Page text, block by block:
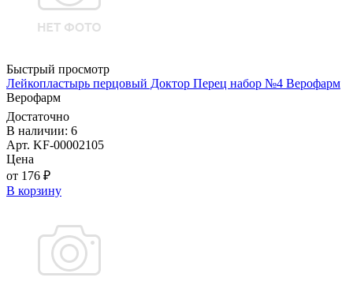
Быстрый просмотр
Лейкопластырь перцовый Доктор Перец набор №4 Верофарм
Верофарм
Достаточно
В наличии: 6
Арт. KF-00002105
Цена
от 176 ₽
В корзину